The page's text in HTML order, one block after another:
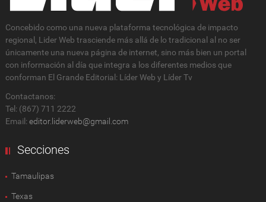
Concebido como una nueva plataforma tecnológica de impacto
regional, Lider Web trasciende más allá de lo tradicional al no ser
únicamente una nueva página de internet, sino más bien un portal
con información al día que integra a los diferentes medios que
conforman El Grande Editorial: Líder Web y Líder Tv
Contactanos:
Tel: (867) 711 2222
Email: editor.liderweb@gmail.com
Secciones
Tamaulipas
Texas